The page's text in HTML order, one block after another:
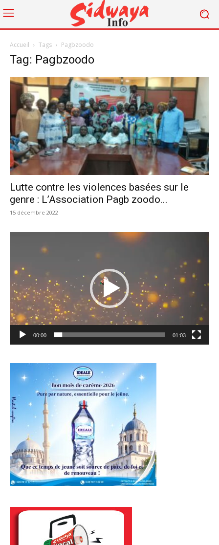
Accueil Tags Pagbzoodo
Tag: Pagbzoodo
Lutte contre les violences basées sur le
genre : L’Association Pagb zoodo...
15 décembre 2022
00:00 01:03